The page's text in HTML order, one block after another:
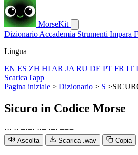
MorseKit
Dizionario Accademia Strumenti Impara
Lingua
EN ES ZH HI AR JA RU DE PT FR IT
Scarica l'app
Pagina iniziale > Dizionario > S >
Sicuro in Codice Morse
··· ·· −·−· ··− ·−· −−−
Ascolta Scarica .wav Copia